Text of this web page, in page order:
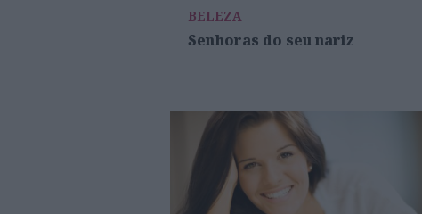
BELEZA
Senhoras do seu nariz